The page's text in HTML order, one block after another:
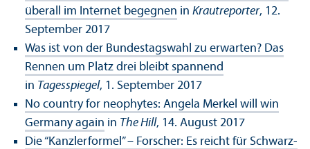
überall im Internet begegnen in Krautreporter, 12.
September 2017
Was ist von der Bundestagswahl zu erwarten? Das
Rennen um Platz drei bleibt spannend
in Tagesspiegel, 1. September 2017
No country for neophytes: Angela Merkel will win
Germany again in The Hill, 14. August 2017
Die “Kanzlerformel” – Forscher: Es reicht für Schwarz-